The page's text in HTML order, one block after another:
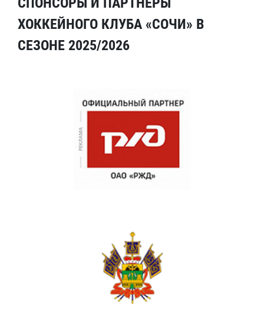
ХОККЕЙНОГО КЛУБА «СОЧИ» В
СЕЗОНЕ 2025/2026